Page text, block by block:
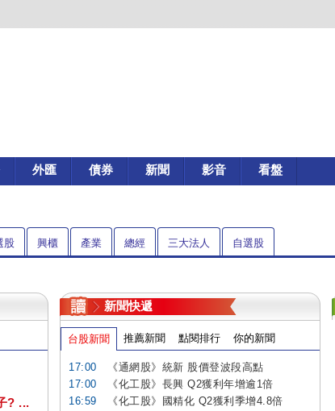
外匯 債券 新聞 影音 看盤
股 興櫃 產業 總經 三大法人 自選股
? ...
新聞快遞
台股新聞 推薦新聞 點閱排行 你的新聞
17:00
《通網股》統新 股價登波段高點
17:00
《化工股》長興 Q2獲利年增逾1倍
16:59
《化工股》國精化 Q2獲利季增4.8倍